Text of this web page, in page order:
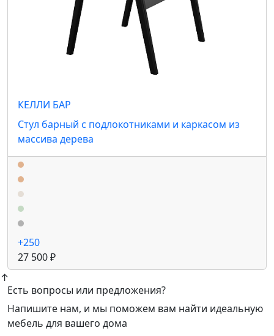
КЕЛЛИ БАР
Стул барный с подлокотниками и каркасом из
массива дерева
+250
27 500 ₽
↑
Есть вопросы или предложения?
Напишите нам, и мы поможем вам найти идеальную
мебель для вашего дома